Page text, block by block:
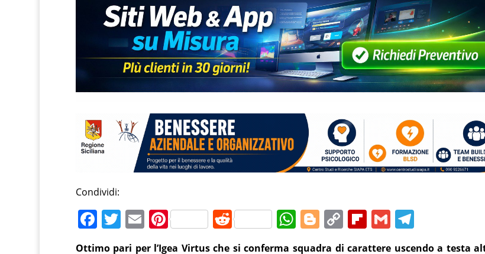
Condividi:
F T
w
E
m
Pi
nt
R
e
W Bl
o
C
o
Fl G T
el
Ottimo pari per l’Igea Virtus che si conferma squadra di carattere uscendo a testa